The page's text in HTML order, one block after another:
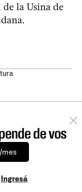
la Usina de
de vos
Ingresá